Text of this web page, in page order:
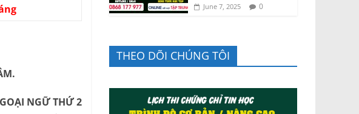
NGỮ THỨ 2
June 7, 2025 0
THEO DÕI CHÚNG TÔI